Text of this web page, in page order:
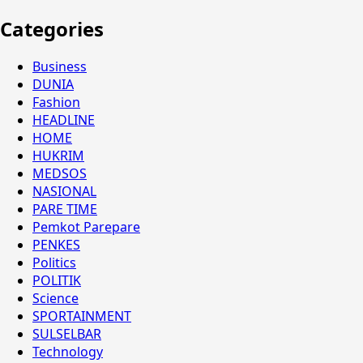
Categories
Business
DUNIA
Fashion
HEADLINE
HOME
HUKRIM
MEDSOS
NASIONAL
PARE TIME
Pemkot Parepare
PENKES
Politics
POLITIK
Science
SPORTAINMENT
SULSELBAR
Technology